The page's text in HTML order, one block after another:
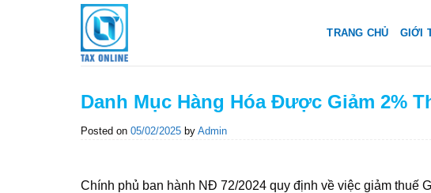
TRANG CHỦ GIỚI
Danh Mục Hàng Hóa Được Giảm 2%
Posted on 05/02/2025 by Admin
Chính phủ ban hành NĐ 72/2024 quy định về việc giảm thuế